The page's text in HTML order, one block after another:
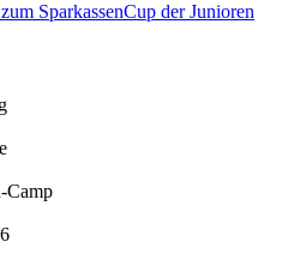
SparkassenCup der Junioren
Camp